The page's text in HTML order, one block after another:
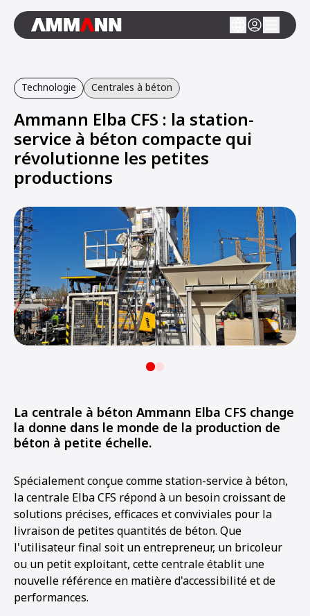
Technologie Centrales à béton
Ammann Elba CFS : la station-
service à béton compacte qui
révolutionne les petites
productions
La centrale à béton Ammann Elba CFS change
la donne dans le monde de la production de
béton à petite échelle.
Spécialement conçue comme station-service à béton,
la centrale Elba CFS répond à un besoin croissant de
solutions précises, efficaces et conviviales pour la
livraison de petites quantités de béton. Que
l'utilisateur final soit un entrepreneur, un bricoleur
ou un petit exploitant, cette centrale établit une
nouvelle référence en matière d'accessibilité et de
performances.